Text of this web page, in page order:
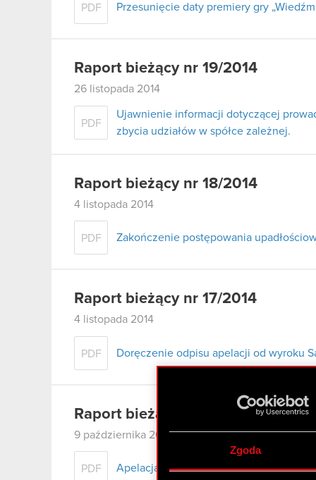
Zgoda
PDF Przesunięcie daty premiery gry
Raport bieżący nr 19/2014
26 listopada 2014
PDF
Ujawnienie informacji dotyczącej
zbycia udziałów w spółce zależnej.
Raport bieżący nr 18/2014
4 listopada 2014
PDF Zakończenie postępowania
Raport bieżący nr 17/2014
4 listopada 2014
PDF Doręczenie odpisu apelacji od wyroku
Raport bieżący nr 16/2014
9 października 2014
PDF Apelacja od wyroku Sądu Okręgowego